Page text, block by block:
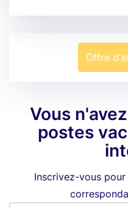
Offre
Vous
postes
Inscrivez-vous